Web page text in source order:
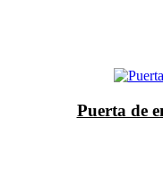
Puerta de